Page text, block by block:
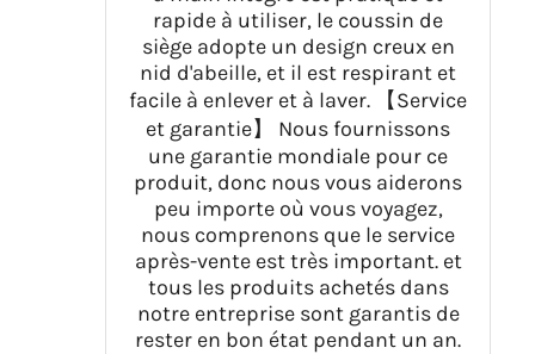
rapide à utiliser, le coussin de
siège adopte un design creux en
nid d'abeille, et il est respirant et
facile à enlever et à laver. 【Service
et garantie】 Nous fournissons
une garantie mondiale pour ce
produit, donc nous vous aiderons
peu importe où vous voyagez,
nous comprenons que le service
après-vente est très important. et
tous les produits achetés dans
notre entreprise sont garantis de
rester en bon état pendant un an.